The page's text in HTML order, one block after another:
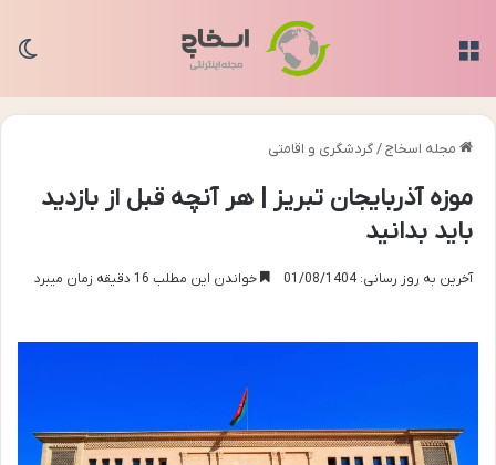
مجله اسخاج/گردشگری و اقامتی
موزه آذربایجان تبریز | هر آنچه قبل از بازدید
باید بدانید
آخرین به روز رسانی: 01/08/1404 خواندن این مطلب 16 دقیقه زمان میبرد